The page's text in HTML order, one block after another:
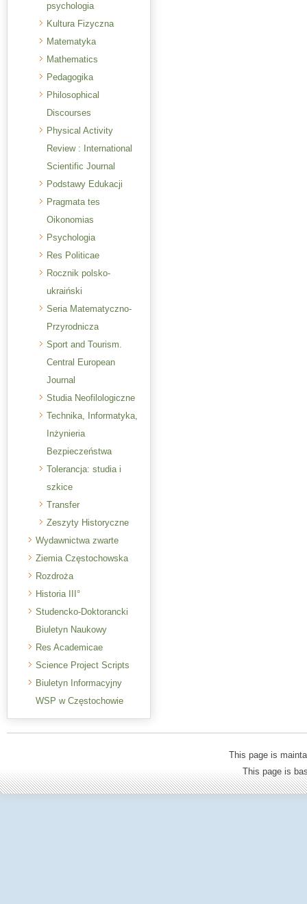
psychologia
Kultura Fizyczna
Matematyka
Mathematics
Pedagogika
Philosophical
Discourses
Physical Activity
Review : International
Scientific Journal
Podstawy Edukacji
Pragmata tes
Oikonomias
Psychologia
Res Politicae
Rocznik polsko-
ukraiński
Seria Matematyczno-
Przyrodnicza
Sport and Tourism.
Central European
Journal
Studia Neofilologiczne
Technika, Informatyka,
Inżynieria
Bezpieczeństwa
Tolerancja: studia i
szkice
Transfer
Zeszyty Historyczne
Wydawnictwa zwarte
Ziemia Częstochowska
Rozdroża
Historia III°
Studencko-Doktorancki
Biuletyn Naukowy
Res Academicae
Science Project Scripts
Biuletyn Informacyjny
WSP w Częstochowie
This page is
This page is